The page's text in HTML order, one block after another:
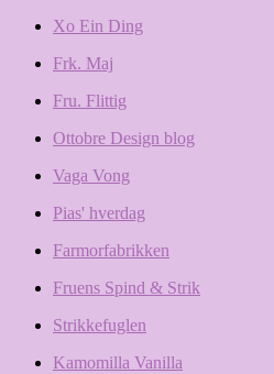
Xo Ein Ding
Frk. Maj
Fru. Flittig
Ottobre Design blog
Vaga Vong
Pias' hverdag
Farmorfabrikken
Fruens Spind & Strik
Strikkefuglen
Kamomilla Vanilla